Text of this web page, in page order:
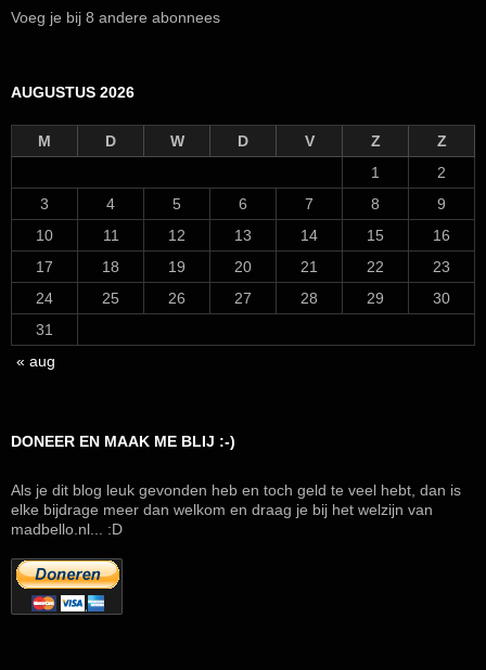
Voeg je bij 8 andere abonnees
AUGUSTUS 2026
M D W D V Z
Z
1
2
3
4 5 6 7 8
9
10
11 12 13 14 15
16
17
18 19 20 21 22
23
24
25 26 27 28 29
30
31
« aug
DONEER EN MAAK ME BLIJ :-)
Als je dit blog leuk gevonden heb en toch geld te veel hebt, dan is
elke bijdrage meer dan welkom en draag je bij het welzijn van
madbello.nl... :D